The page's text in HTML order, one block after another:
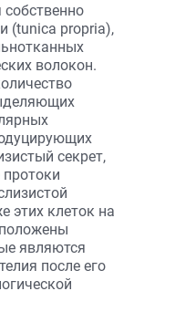
(tunica propria),
волокон.
секрет,
этих клеток на
являются
после его